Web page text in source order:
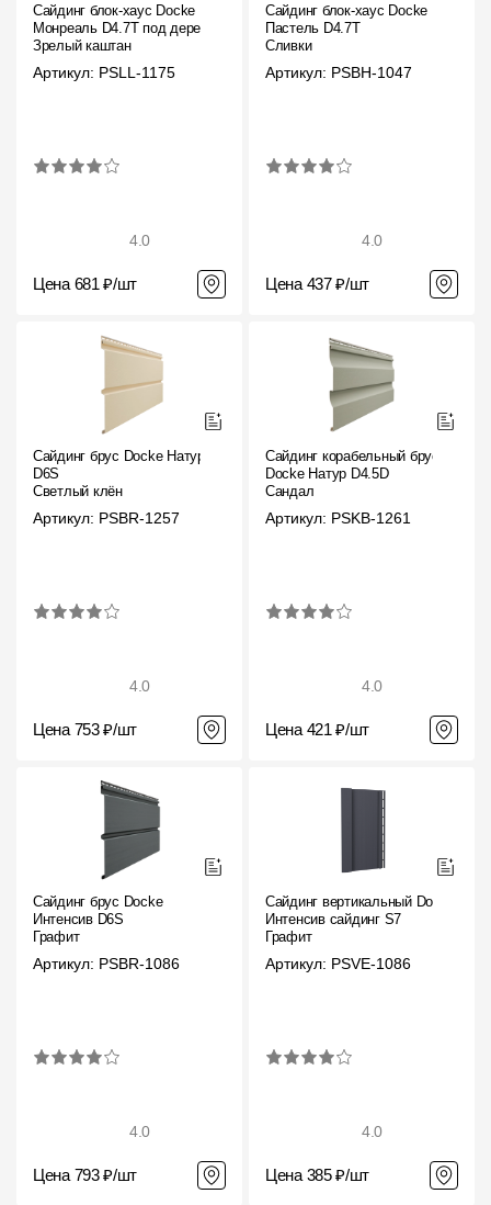
Сайдинг блок-хаус Docke
Монреаль D4.7T под дерево
Зрелый каштан
Артикул: PSLL-1175
4.0
Цена 681 ₽/шт
Сайдинг блок-хаус Docke
Пастель D4.7T
Сливки
Артикул: PSBH-1047
4.0
Цена 437 ₽/шт
Сайдинг брус Docke Натур
D6S
Светлый клён
Артикул: PSBR-1257
4.0
Цена 753 ₽/шт
Сайдинг корабельный брус
Docke Натур D4.5D
Сандал
Артикул: PSKB-1261
4.0
Цена 421 ₽/шт
Сайдинг брус Docke
Интенсив D6S
Графит
Артикул: PSBR-1086
4.0
Цена 793 ₽/шт
Сайдинг вертикальный Docke
Интенсив сайдинг S7
Графит
Артикул: PSVE-1086
4.0
Цена 385 ₽/шт